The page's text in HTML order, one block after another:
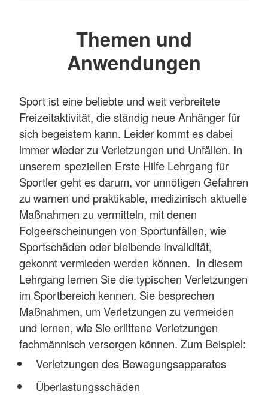
Themen und
Anwendungen
Sport ist eine beliebte und weit verbreitete
Freizeitaktivität, die ständig neue Anhänger für
sich begeistern kann. Leider kommt es dabei
immer wieder zu Verletzungen und Unfällen. In
unserem speziellen Erste Hilfe Lehrgang für
Sportler geht es darum, vor unnötigen Gefahren
zu warnen und praktikable, medizinisch aktuelle
Maßnahmen zu vermitteln, mit denen
Folgeerscheinungen von Sportunfällen, wie
Sportschäden oder bleibende Invalidität,
gekonnt vermieden werden können. In diesem
Lehrgang lernen Sie die typischen Verletzungen
im Sportbereich kennen. Sie besprechen
Maßnahmen, um Verletzungen zu vermeiden
und lernen, wie Sie erlittene Verletzungen
fachmännisch versorgen können. Zum Beispiel:
Verletzungen des Bewegungsapparates
Überlastungsschäden